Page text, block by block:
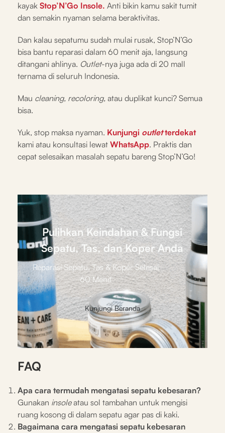
kayak Stop’N’Go Insole. Anti bikin kamu sakit tumit
dan semakin nyaman selama beraktivitas.
Dan kalau sepatumu sudah mulai rusak, Stop’N’Go
bisa bantu reparasi dalam 60 menit aja, langsung
ditangani ahlinya. Outlet-nya juga ada di 20 mall
ternama di seluruh Indonesia.
Mau cleaning, recoloring, atau duplikat kunci? Semua
bisa.
Yuk, stop maksa nyaman. Kunjungi outletterdekat
kami atau konsultasi lewat WhatsApp. Praktis dan
cepat selesaikan masalah sepatu bareng Stop’N’Go!
Pulihkan Keindahan & Fungsi
Sepatu, Tas, dan Koper Anda
Reparasi Sepatu, Tas & Koper Selesai
60 Menit
Kunjungi Beranda
FAQ
Apa cara termudah mengatasi sepatu kebesaran?
Gunakan insoleatau sol tambahan untuk mengisi
ruang kosong di dalam sepatu agar pas di kaki.
Bagaimana cara mengatasi sepatu kebesaran